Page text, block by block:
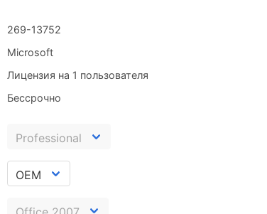
269-13752
Microsoft
Лицензия на 1 пользователя
Бессрочно